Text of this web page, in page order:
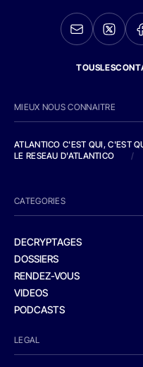
MIEUX NOUS CONNAITRE
ATLANTICO C'EST QUI, C'EST
LE RESEAU D'ATLANTICO
/
CATEGORIES
DECRYPTAGES
DOSSIERS
RENDEZ-VOUS
VIDEOS
PODCASTS
LEGAL